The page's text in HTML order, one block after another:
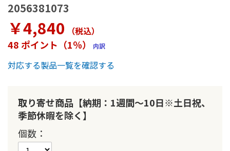
2056381073
￥4,840 （税込）
48 ポイント（1％） 内訳
対応する製品一覧を確認する
取り寄せ商品【納期：1週間～10日※土日祝、
季節休暇を除く】
個数
ャ
リ
ー
の
最
初
動
す
る